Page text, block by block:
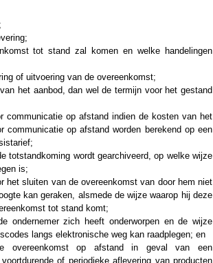
tot stand zal komen en welke handelingen
of uitvoering van de overeenkomst;
het aanbod, dan wel de termijn voor het gestand
communicatie op afstand indien de kosten van het
communicatie op afstand worden berekend op een
totstandkoming wordt gearchiveerd, op welke wijze
is;
het sluiten van de overeenkomst van door hem niet
kan geraken, alsmede de wijze waarop hij deze
tot stand komt;
ondernemer zich heeft onderworpen en de wijze
langs elektronische weg kan raadplegen; en
overeenkomst op afstand in geval van een
of periodieke aflevering van producten